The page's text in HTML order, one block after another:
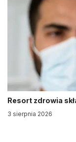
Resort zdrowia
3 sierpnia 2026